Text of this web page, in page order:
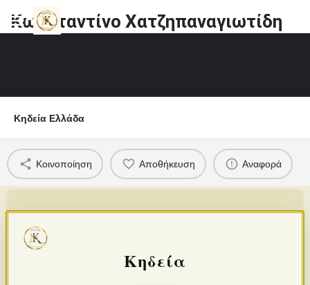
Κωνσταντίνο Χατζηπαναγιωτίδη
Κηδεία Ελλάδα
Κοινοποίηση Αποθήκευση Αναφορά
Κηδεία